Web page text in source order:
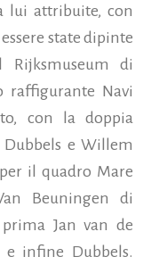
lui attribuite, con
state dipinte
di
raffigurante Navi
con la doppia
Dubbels e Willem
il quadro Mare
Beuningen di
Jan van de
e infine Dubbels.